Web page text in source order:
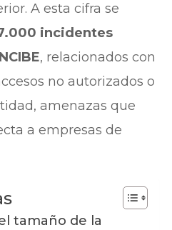
A esta cifra se
incidentes
, relacionados con
no autorizados o
amenazas que
a empresas de
tamaño de la